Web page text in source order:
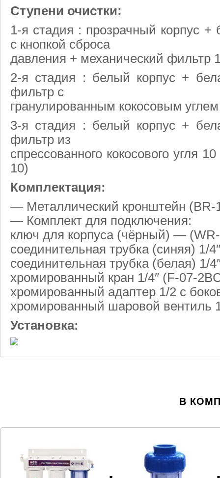
Ступени очистки:
1-я стадия : прозрачный корпус +
с кнопкой сброса
давления + механический фильтр
2-я стадия : белый корпус +
фильтр с
гранулированным кокосовым
3-я стадия : белый корпус +
фильтр из
спрессованного кокосового угля
10)
Комплектация:
— Металлический кронштейн (BR-
— Комплект для подключения:
ключ для корпуса (чёрный) —
соединительная трубка (синяя) 1/
соединительная трубка (белая) 1/
хромированный кран 1/4″ (F-07-
хромированный адаптер 1/2 с
хромированный шаровой вентиль
Установка:
В